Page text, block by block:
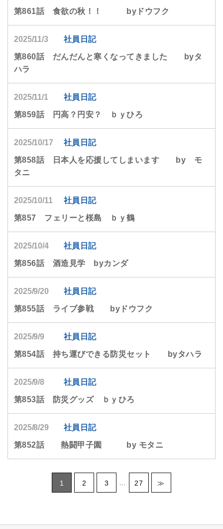
第861話 食欲の秋！！ byドウフク
2025/11/3 社員日記
第860話 だんだんと寒くなってきました byタ
ハラ
2025/11/1 社員日記
第859話 円高？円安？ ｂｙひろ
2025/10/17 社員日記
第858話 日本人を応援してしまいます by モ
タニ
2025/10/11 社員日記
第857 フェリーと桜島 ｂｙ鶴
2025/10/4 社員日記
第856話 酒造見学 byカンダ
2025/9/20 社員日記
第855話 ライブ参戦 byドウフク
2025/9/9 社員日記
第854話 持ち運びできる防災セット byタハラ
2025/9/8 社員日記
第853話 防災グッズ ｂｙひろ
2025/8/29 社員日記
第852話 熱闘甲子園 by モタニ
1 2 3 … 27 ≫